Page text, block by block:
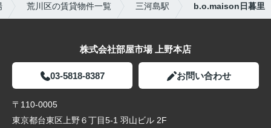
荒川区の賃貸物件一覧 三河島駅 b.o.maison日暮里
株式会社部屋市場 上野本店
03-5818-8387 お問い合わせ
〒110-0005
東京都台東区上野６丁目5-1 羽山ビル 2F